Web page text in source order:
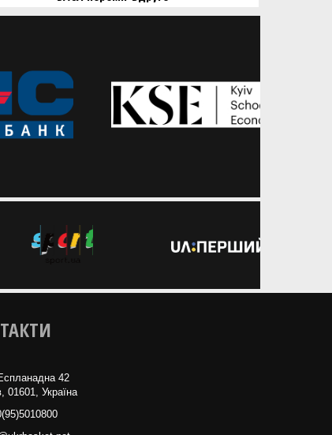
ігровий день
42
01601, Україна